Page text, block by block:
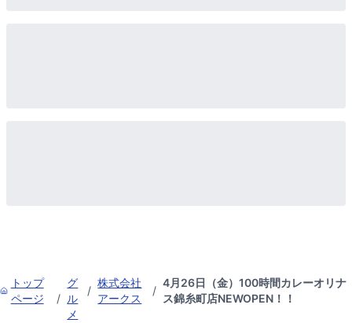
トップ
ページ
/
グ
ル
メ
/
株式会社
アークス
/
4月26日（金）100時間カレーオリナ
ス錦糸町店NEWOPEN！！